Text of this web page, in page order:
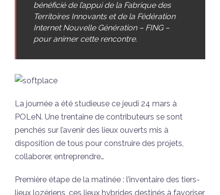
bénéficié de l’appui de la Fabrique des
Territoires Innovants et de la Fédération
Internet Nouvelle Génération – FING –
pour animer cette rencontre.
La journée a été studieuse ce jeudi 24 mars à
POLeN. Une trentaine de contributeurs se sont
penchés sur l’avenir des lieux ouverts mis à
disposition de tous pour construire des projets,
collaborer, entreprendre…
Première étape de la matinée : l’inventaire des tiers-
lieux lozériens, ces lieux hybrides destinés à favoriser